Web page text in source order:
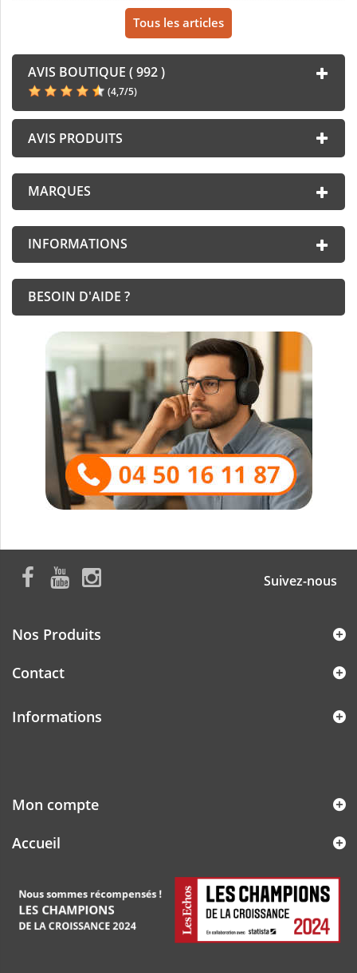
Tous les articles
AVIS BOUTIQUE ( 992 )
(4,7/5)
AVIS PRODUITS
MARQUES
INFORMATIONS
BESOIN D'AIDE ?
Suivez-nous
Nos Produits
Contact
Informations
Mon compte
Accueil